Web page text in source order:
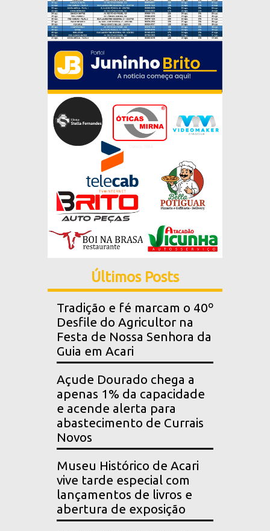
Últimos Posts
Tradição e fé marcam o 40º
Desfile do Agricultor na
Festa de Nossa Senhora da
Guia em Acari
Açude Dourado chega a
apenas 1% da capacidade
e acende alerta para
abastecimento de Currais
Novos
Museu Histórico de Acari
vive tarde especial com
lançamentos de livros e
abertura de exposição